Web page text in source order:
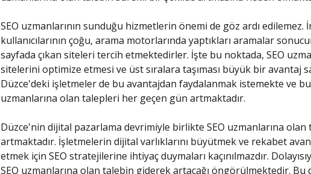
SEO uzmanlarının sunduğu hizmetlerin önemi de göz ardı edilemez.
kullanıcılarının çoğu, arama motorlarında yaptıkları aramalar
sayfada çıkan siteleri tercih etmektedirler. İşte bu noktada, SEO
sitelerini optimize etmesi ve üst sıralara taşıması büyük bir avantaj
Düzce'deki işletmeler de bu avantajdan faydalanmak istemekte ve bu
uzmanlarına olan talepleri her geçen gün artmaktadır.
Düzce'nin dijital pazarlama devrimiyle birlikte SEO uzmanlarına olan
artmaktadır. İşletmelerin dijital varlıklarını büyütmek ve rekabet
etmek için SEO stratejilerine ihtiyaç duymaları kaçınılmazdır.
SEO uzmanlarına olan talebin giderek artacağı öngörülmektedir. Bu